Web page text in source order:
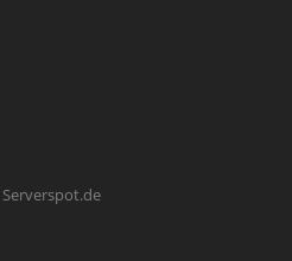
Serverspot.de